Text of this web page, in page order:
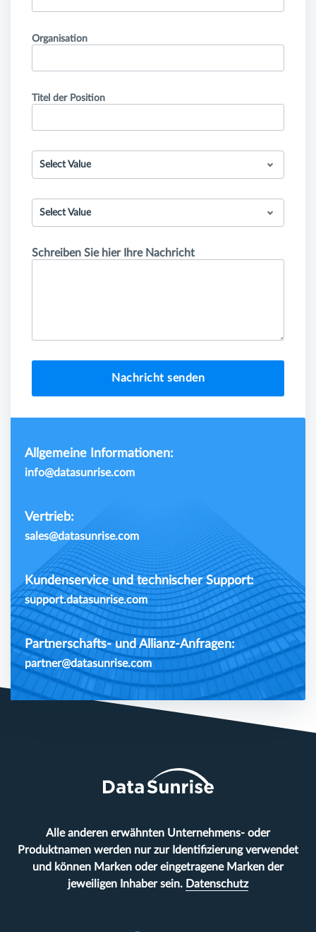
Organisation
Titel der Position
Select Value
Select Value
Schreiben Sie hier Ihre Nachricht
Nachricht senden
Allgemeine Informationen:
info@datasunrise.com
Vertrieb:
sales@datasunrise.com
Kundenservice und technischer Support:
support.datasunrise.com
Partnerschafts- und Allianz-Anfragen:
partner@datasunrise.com
Alle anderen erwähnten Unternehmens- oder
Produktnamen werden nur zur Identifizierung verwendet
und können Marken oder eingetragene Marken der
jeweiligen Inhaber sein. Datenschutz